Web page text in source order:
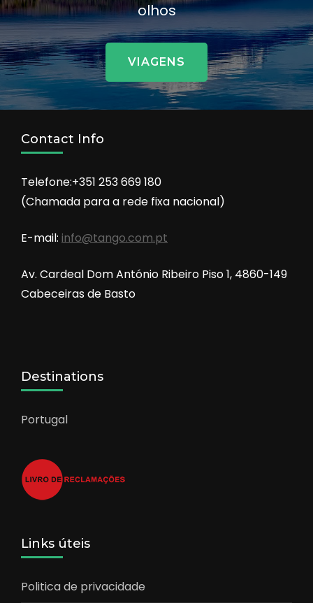
olhos
VIAGENS
Contact Info
Telefone:+351 253 669 180
(Chamada para a rede fixa nacional)
E-mail: info@tango.com.pt
Av. Cardeal Dom António Ribeiro Piso 1, 4860-149
Cabeceiras de Basto
Destinations
Portugal
Links úteis
Politica de privacidade